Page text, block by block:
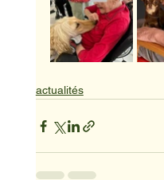
actualités